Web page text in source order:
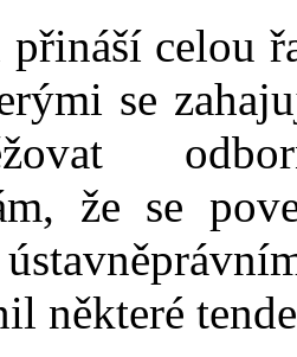
přináší celou
se
že se
některé